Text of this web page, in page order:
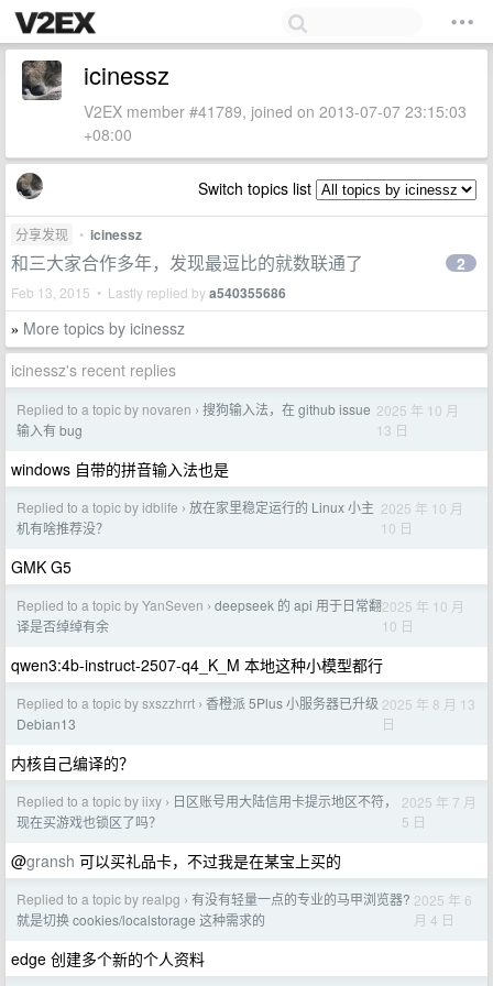
icinessz
V2EX member #41789, joined on 2013-07-07 23:15:03
+08:00
Switch topics list
分享发现 • icinessz
和三大家合作多年，发现最逗比的就数联通了
Feb 13, 2015 • Lastly replied bya540355686
2
» More topics by icinessz
icinessz's recent replies
Replied to a topic by novaren › 搜狗输入法，在 github issue
输入有 bug
2025 年 10 月
13 日
windows 自带的拼音输入法也是
Replied to a topic by idblife › 放在家里稳定运行的 Linux 小主
机有啥推荐没？
2025 年 10 月
10 日
GMK G5
Replied to a topic by YanSeven › deepseek 的 api 用于日常翻
译是否绰绰有余
2025 年 10 月
10 日
qwen3:4b-instruct-2507-q4_K_M 本地这种小模型都行
Replied to a topic by sxszzhrrt › 香橙派 5Plus 小服务器已升级
Debian13
2025 年 8 月 13
日
内核自己编译的？
Replied to a topic by iixy › 日区账号用大陆信用卡提示地区不符，
现在买游戏也锁区了吗？
2025 年 7 月
5 日
@gransh 可以买礼品卡，不过我是在某宝上买的
Replied to a topic by realpg › 有没有轻量一点的专业的马甲浏览器?
就是切换 cookies/localstorage 这种需求的
2025 年 6
月 4 日
edge 创建多个新的个人资料